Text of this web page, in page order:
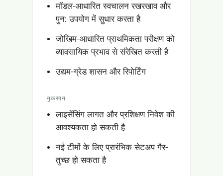
मॉडल-आधारित स्वचालन रखरखाव और
पुन: उपयोग में सुधार करता है
जोखिम-आधारित प्राथमिकता परीक्षण को
व्यावसायिक प्रभाव से संरेखित करती है
उद्यम-ग्रेड शासन और रिपोर्टिंग
नुकसान
लाइसेंसिंग लागत और प्रशिक्षण निवेश की
आवश्यकता हो सकती है
नई टीमों के लिए प्रारंभिक सेटअप गैर-
तुच्छ हो सकता है